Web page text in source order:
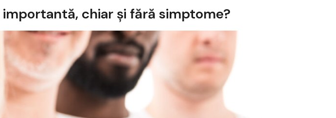
trucuri
la
Hospital
chiar și fără simptome?